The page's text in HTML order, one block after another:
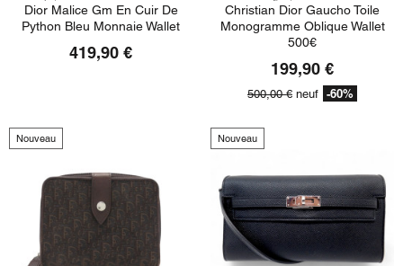
Dior Malice Gm En Cuir De
Python Bleu Monnaie Wallet
419,90 €
Christian Dior Gaucho Toile
Monogramme Oblique Wallet
500€
199,90 €
500,00 € neuf -60%
Nouveau Nouveau